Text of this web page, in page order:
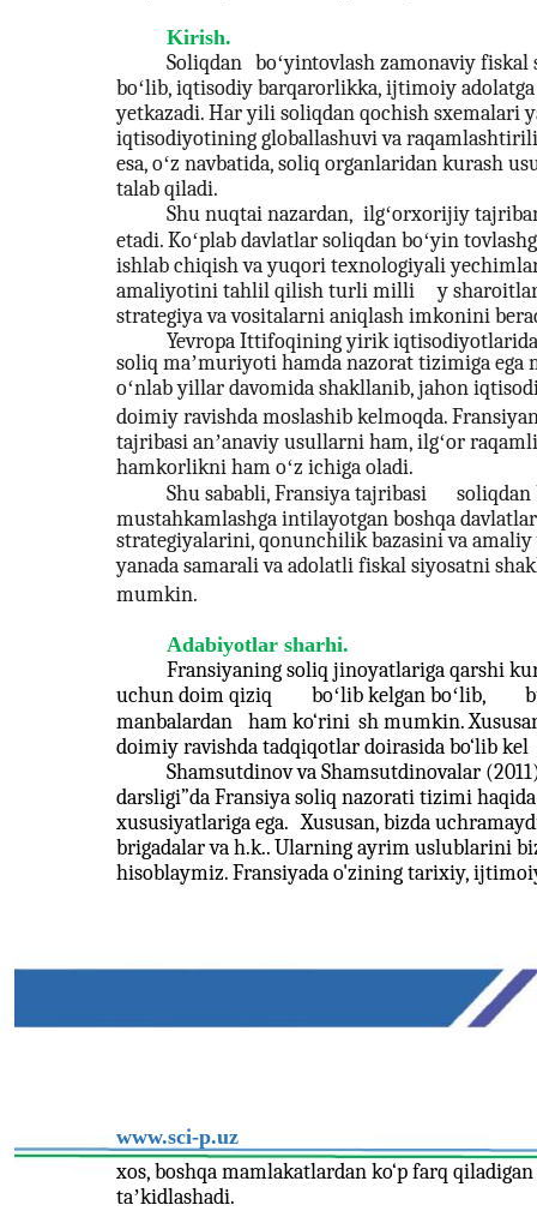
Kirish.
Soliqdan boʻyintovlash zamonaviy
boʻlib, iqtisodiy barqarorlikka, ijtimoiy
yetkazadi. Har yili soliqdan qochish sxemalari
iqtisodiyotining globallashuvi va
esa, oʻz navbatida, soliq organlaridan kurash
talab qiladi.
Shu nuqtai nazardan, ilgʻorxorijiy
etadi. Koʻplab davlatlar soliqdan boʻyin
ishlab chiqish va yuqori texnologiyali
amaliyotini tahlil qilish turli milli
y
strategiya va vositalarni aniqlash imkonini
Yevropa Ittifoqining yirik
soliq maʼmuriyoti hamda nazorat tizimiga
oʻnlab yillar davomida shakllanib, jahon
doimiy ravishda moslashib kelmoqda.
tajribasi anʼanaviy usullarni ham, ilgʻor
hamkorlikni ham oʻz ichiga oladi.
Shu sababli, Fransiya tajribasi
mustahkamlashga intilayotgan boshqa
strategiyalarini, qonunchilik bazasini va
yanada samarali va adolatli fiskal siyosatni
mumkin.
Adabiyotlar sharhi.
Fransiyaning soliq jinoyatlariga qarshi
uchun doim qiziq
boʻlib kelgan boʻlib,
manbalardan
ham ko‘rini sh mumkin.
doimiy ravishda tadqiqotlar doirasida bo‘lib kel
Shamsutdinov va Shamsutdinovalar
darsligi”da Fransiya soliq nazorati tizimi
xususiyatlariga ega. Xususan, bizda
brigadalar va h.k.. Ularning ayrim uslublarini
hisoblaymiz. Fransiyada o'zining tarixiy,
www.sci-p.uz
xos, boshqa mamlakatlardan ko‘p farq
taʼkidlashadi.